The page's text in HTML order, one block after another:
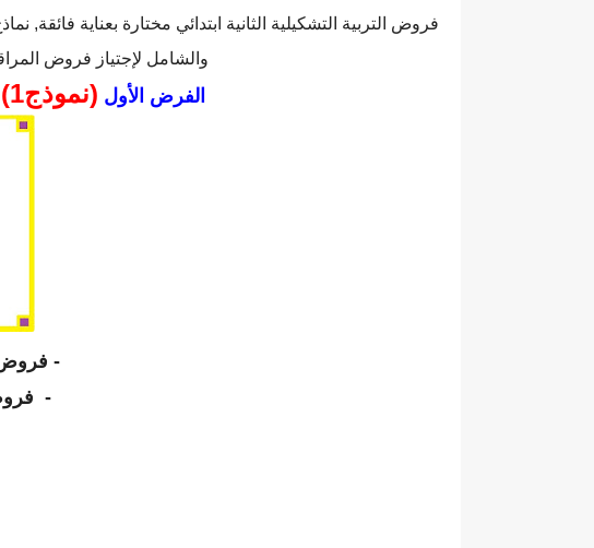
فروض التربية التشكيلية الثانية ابتدائي مختارة بعناية
والشامل لإجتياز فروض
الفرض الأول (نموذج1)
- فروض
-